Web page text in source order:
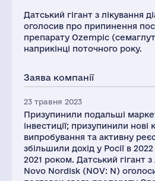
млн.дол.
33709
2021
635
Датський гігант з лікування
оголосив про припинення
препарату Ozempic
наприкінці поточного року.
Заява компанії
23 травня 2023
Призупинили подальші
інвестиції; призупинили нові
випробування та активну
збільшили дохід у Росії в
2021 роком. Датський гігант з
Novo Nordisk (NOV: N)